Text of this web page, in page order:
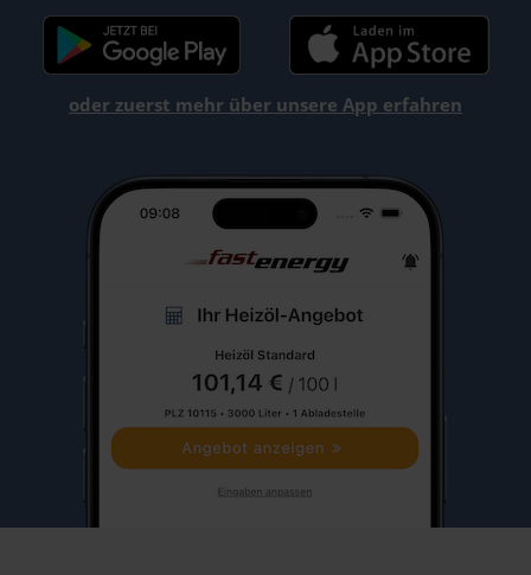
oder zuerst mehr über unsere App erfahren